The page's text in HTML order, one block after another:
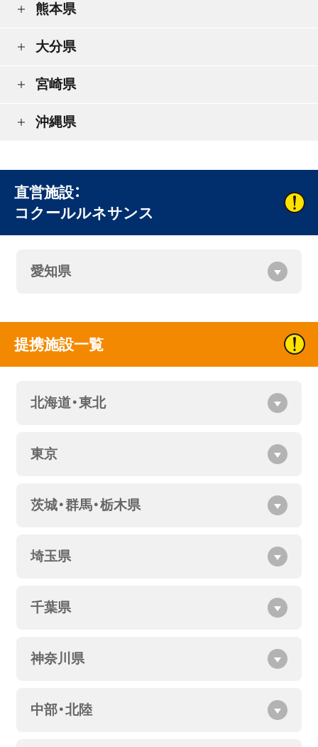
熊本県
大分県
宮崎県
沖縄県
直営施設：
コクールルネサンス
愛知県
提携施設一覧
北海道・東北
東京
茨城・群馬・栃木県
埼玉県
千葉県
神奈川県
中部・北陸